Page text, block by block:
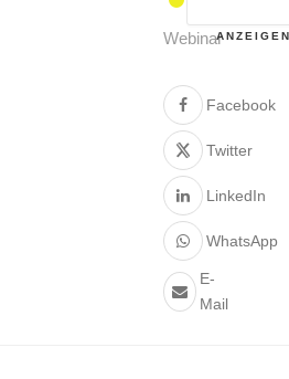
Webinar
Facebook
Twitter
LinkedIn
WhatsApp
E-
Mail
ANZEIGEN